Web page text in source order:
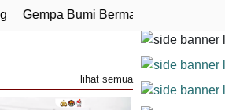
Gempa Bumi Bermagnitudo 5,1
lihat semua